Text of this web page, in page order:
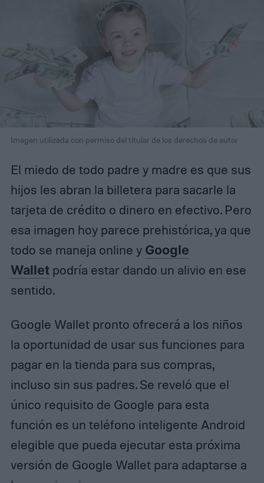
Imagen utilizada con permiso del titular de los derechos de autor
El miedo de todo padre y madre es que sus
hijos les abran la billetera para sacarle la
tarjeta de crédito o dinero en efectivo. Pero
esa imagen hoy parece prehistórica, ya que
todo se maneja online y Google
Walletpodría estar dando un alivio en ese
sentido.
Google Wallet pronto ofrecerá a los niños
la oportunidad de usar sus funciones para
pagar en la tienda para sus compras,
incluso sin sus padres. Se reveló que el
único requisito de Google para esta
función es un teléfono inteligente Android
elegible que pueda ejecutar esta próxima
versión de Google Wallet para adaptarse a